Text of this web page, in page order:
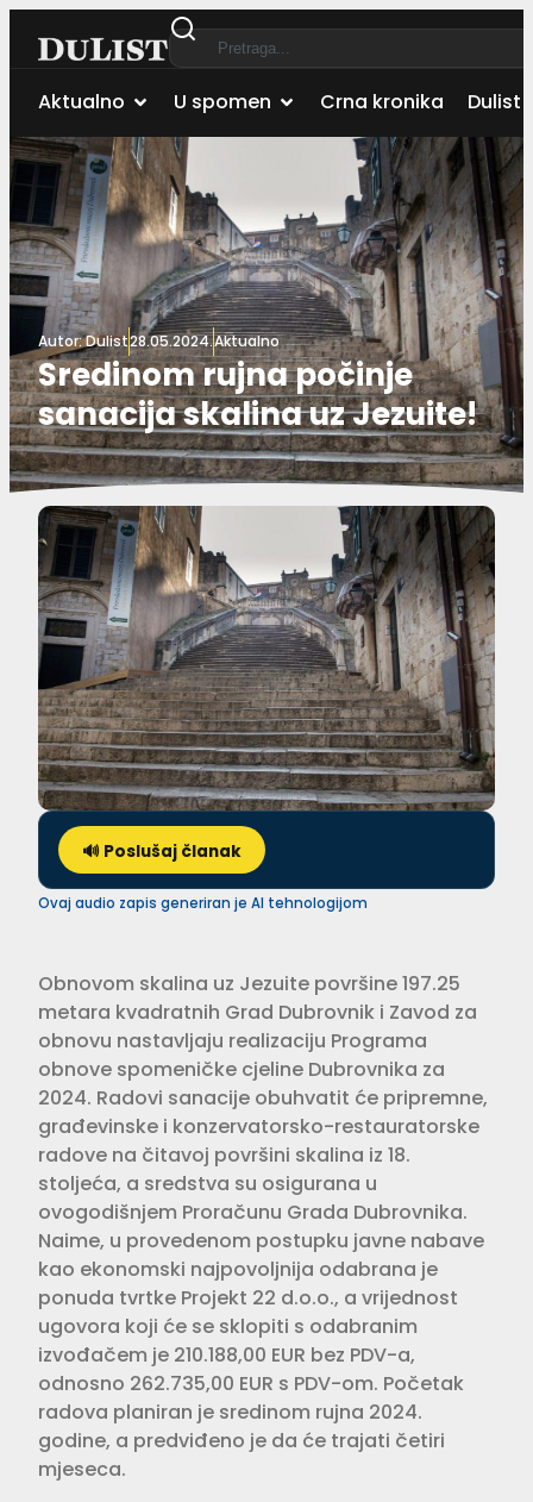
Aktualno U spomen Crna kronika Dulist
Autor:Dulist28.05.2024.Aktualno
Sredinom rujna počinje
sanacija skalina uz Jezuite!
🔊 Poslušaj članak
Ovaj audio zapis generiran je AI tehnologijom
Obnovom skalina uz Jezuite površine 197.25
metara kvadratnih Grad Dubrovnik i Zavod za
obnovu nastavljaju realizaciju Programa
obnove spomeničke cjeline Dubrovnika za
2024. Radovi sanacije obuhvatit će pripremne,
građevinske i konzervatorsko-restauratorske
radove na čitavoj površini skalina iz 18.
stoljeća, a sredstva su osigurana u
ovogodišnjem Proračunu Grada Dubrovnika.
Naime, u provedenom postupku javne nabave
kao ekonomski najpovoljnija odabrana je
ponuda tvrtke Projekt 22 d.o.o., a vrijednost
ugovora koji će se sklopiti s odabranim
izvođačem je 210.188,00 EUR bez PDV-a,
odnosno 262.735,00 EUR s PDV-om. Početak
radova planiran je sredinom rujna 2024.
godine, a predviđeno je da će trajati četiri
mjeseca.